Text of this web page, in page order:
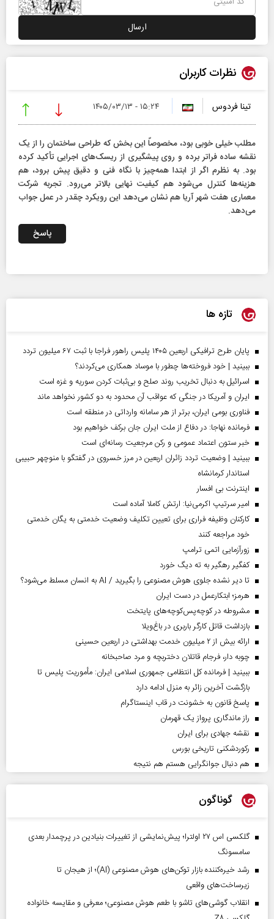
نظرات کاربران
تینا فردوس ۱۵:۲۴ - ۱۴۰۵/۰۳/۱۳
مطلب خیلی خوبی بود، مخصوصاً این بخش که طراحی ساختمان را از یک
نقشه ساده فراتر برده و روی پیشگیری از ریسک‌های اجرایی تأکید کرده
بود. به نظرم اگر از ابتدا همه‌چیز با نگاه فنی و دقیق پیش برود، هم
هزینه‌ها کنترل می‌شود هم کیفیت نهایی بالاتر می‌رود. تجربه شرکت
معماری هفت شهر آریا هم نشان می‌دهد این رویکرد چقدر در عمل جواب
می‌دهد.
پاسخ
تازه ها
پایان طرح ترافیکی اربعین ۱۴۰۵ پلیس راهور فراجا با ثبت ۶۷ میلیون تردد
ببینید | خود فروخته‌ها چطور با موساد همکاری می‌کردند؟
اسرائیل به دنبال تخریب روند صلح و بی‌ثبات کردن سوریه و غزه است
ایران و آمریکا در جنگی که عواقب آن محدود به دو کشور نخواهد ماند
فناوری بومی ایران، برتر از هر سامانه وارداتی در منطقه است
فرمانده نهاجا: در دفاع از ملت ایران جان برکف خواهیم بود
خبر ستون اعتماد عمومی و رکن مرجعیت رسانه‌ای است
ببینید | وضعیت تردد زائران اربعین در مرز خسروی در گفتگو با منوچهر حبیبی
استاندار کرمانشاه
اینترنت بی افسار
امیر سرتیپ اکرمی‌نیا: ارتش کاملا آماده است
کارکنان وظیفه فراری برای تعیین تکلیف وضعیت خدمتی به یگان خدمتی
خود مراجعه کنند
زورآزمایی اتمی ترامپ
کفگیر رهگیر به ته دیگ خورد
تا دیر نشده جلوی هوش مصنوعی را بگیرید / AI به انسان مسلط می‌شود؟
هرمز؛ ابتکارعمل در دست ایران
مشروطه در کوچه‌پس‌کوچه‌های پایتخت
بازداشت قاتل کارگر باربری در باغ‌ویلا
ارائه بیش از ۲ میلیون خدمت بهداشتی در اربعین حسینی
چوبه دار، فرجام قاتلان دختربچه و مرد صاحبخانه
ببینید | فرمانده کل انتظامی جمهوری اسلامی ایران­: مأموریت پلیس تا
بازگشت آخرین زائر به منزل ادامه دارد
پاسخ قانون به خشونت در قاب اینستاگرام
راز ماندگاری پرواز یک قهرمان
نقشه جهادی برای ایران
رکوردشکنی تاریخی بورس
هم دنبال جوانگرایی هستم هم نتیجه
گوناگون
گلکسی اس ۲۷ اولترا؛ پیش‌نمایشی از تغییرات بنیادین در پرچمدار بعدی
سامسونگ
رشد خیره‌کننده بازار توکن‌های هوش مصنوعی (AI)؛ از هیجان تا
زیرساخت‌های واقعی
انقلاب گوشی‌های تاشو‌ با طعم هوش مصنوعی؛ معرفی و مقایسه خانواده